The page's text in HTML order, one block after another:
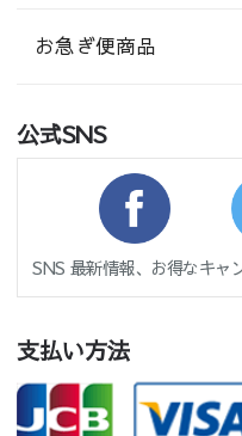
お急ぎ便商品
公式SNS
SNS 最新情報、お得なキャ
支払い方法